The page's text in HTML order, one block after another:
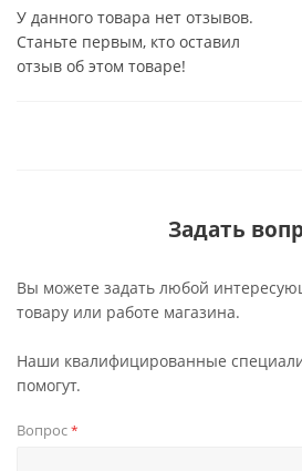
У данного товара нет отзывов.
Станьте первым, кто оставил
отзыв об этом товаре!
Задать
Вы можете задать любой
товару или работе магазина.
Наши квалифицированные
помогут.
Вопрос*